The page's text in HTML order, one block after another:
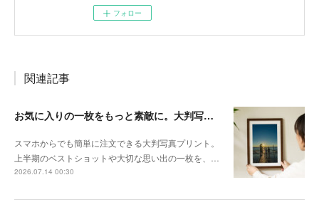
フォロー
関連記事
お気に入りの一枚をもっと素敵に。大判写真プリントの飾り方
スマホからでも簡単に注文できる大判写真プリント。
上半期のベストショットや大切な思い出の一枚を、…
2026.07.14 00:30